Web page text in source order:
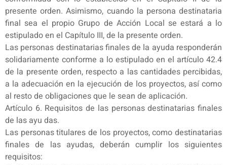
presente orden. Asimismo, cuando la persona destinataria
final sea el propio Grupo de Acción Local se estará a lo
estipulado en el Capítulo III, de la presente orden.
Las personas destinatarias finales de la ayuda responderán
solidariamente conforme a lo estipulado en el artículo 42.4
de la presente orden, respecto a las cantidades percibidas,
a la adecuación en la ejecución de los proyectos, así como
al resto de obligaciones que le sean de aplicación.
Artículo 6. Requisitos de las personas destinatarias finales
de las ayu das.
Las personas titulares de los proyectos, como destinatarias
finales de las ayudas, deberán cumplir los siguientes
requisitos: